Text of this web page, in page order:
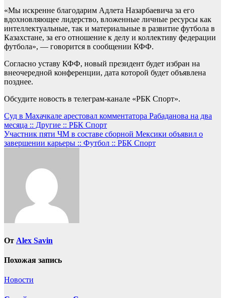
«Мы искренне благодарим Адлета Назарбаевича за его
вдохновляющее лидерство, вложенные личные ресурсы как
интеллектуальные, так и материальные в развитие футбола в
Казахстане, за его отношение к делу и коллективу федерации
футбола», — говорится в сообщении КФФ.
Согласно уставу КФФ, новый президент будет избран на
внеочередной конференции, дата которой будет объявлена
позднее.
Обсудите новость в телеграм-канале «РБК Спорт».
Навигация
по
записям
Суд в Махачкале арестовал комментатора Рабаданова на два
месяца :: Другие :: РБК Спорт
Участник пяти ЧМ в составе сборной Мексики объявил о
завершении карьеры :: Футбол :: РБК Спорт
От Alex Savin
Похожая запись
Новости